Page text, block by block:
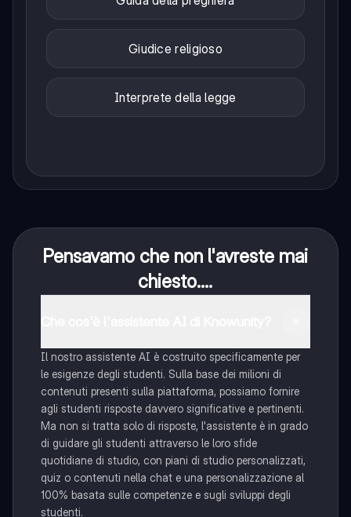
Giudice religioso
Interprete della legge
Pensavamo che non l'avreste mai
chiesto....
Il nostro assistente AI è costruito specificamente per
le esigenze degli studenti. Sulla base dei milioni di
contenuti presenti sulla piattaforma, possiamo fornire
agli studenti risposte davvero significative e pertinenti.
Ma non si tratta solo di risposte, l'assistente è in grado
di guidare gli studenti attraverso le loro sfide
quotidiane di studio, con piani di studio personalizzati,
quiz o contenuti nella chat e una personalizzazione al
100% basata sulle competenze e sugli sviluppi degli
studenti.